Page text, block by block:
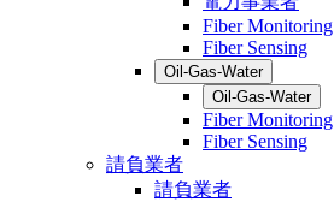
Fiber Monitoring
Fiber Sensing
Oil-Gas-Water
Oil-Gas-Water
Fiber Monitoring
Fiber Sensing
請負業者
請負業者